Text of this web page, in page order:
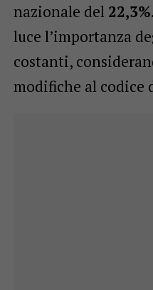
nazionale del 22,3%
luce l’importanza
costanti,
modifiche al codice